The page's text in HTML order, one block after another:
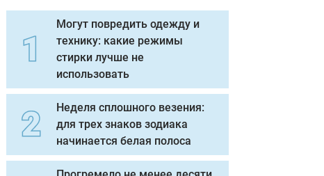
Могут повредить одежду и
технику: какие режимы
стирки лучше не
использовать
Неделя сплошного везения:
для трех знаков зодиака
начинается белая полоса